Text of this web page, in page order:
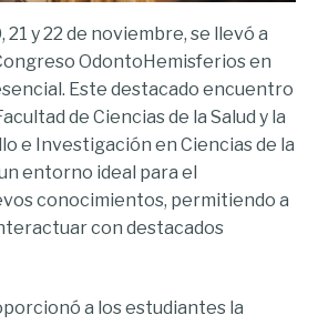
21 y 22 de noviembre, se llevó a
OdontoHemisferios en
Este destacado encuentro
de Ciencias de la Salud y la
e Investigación en Ciencias de la
entorno ideal para el
conocimientos, permitiendo a
con destacados
a los estudiantes la